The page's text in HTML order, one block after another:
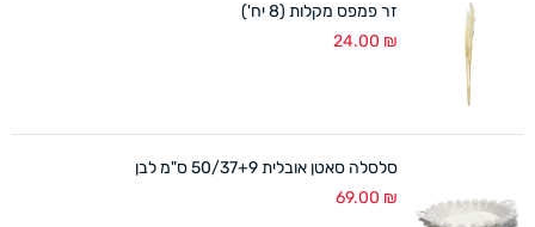
זר פמפס מקלות (8 יח')
24.00 ₪
סלסלה סאטן אובלית 50/37+9 ס"מ לבן
69.00 ₪